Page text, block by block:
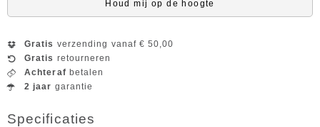
Houd mij op de hoogte
Gratis verzending vanaf € 50,00
Gratis retourneren
Achteraf betalen
2 jaar garantie
Specificaties